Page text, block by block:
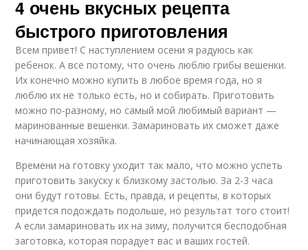
4 очень вкусных рецепта
быстрого приготовления
Всем привет! С наступлением осени я радуюсь как
ребенок. А все потому, что очень люблю грибы вешенки.
Их конечно можно купить в любое время года, но я
люблю их не только есть, но и собирать. Приготовить
можно по-разному, но самый мой любимый вариант —
маринованные вешенки. Замариновать их сможет даже
начинающая хозяйка.
Времени на готовку уходит так мало, что можно успеть
приготовить закуску к близкому застолью. За 2-3 часа
они будут готовы. Есть, правда, и рецепты, в которых
придется подождать подольше, но результат того стоит!
А если замариновать их на зиму, получится бесподобная
заготовка, которая порадует вас и ваших гостей.